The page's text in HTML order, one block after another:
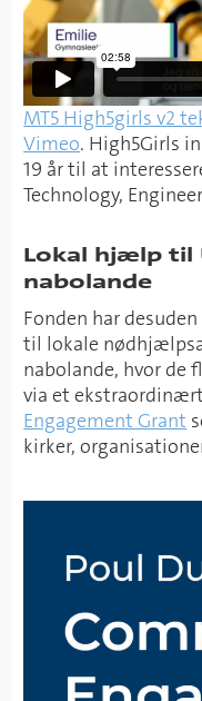
MT5 High5girls v2
Vimeo. High5Girls
19 år til at
Technology,
Lokal hjælp til
nabolande
Fonden har
til lokale
nabolande, hvor de
via et ekstraordinært
Engagement Grant
kirker,